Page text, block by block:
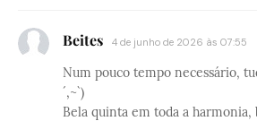
Beites 4 de junho de 2026 às 07:55
Num pouco tempo necessário,
´,~`)
Bela quinta em toda a harmonia,